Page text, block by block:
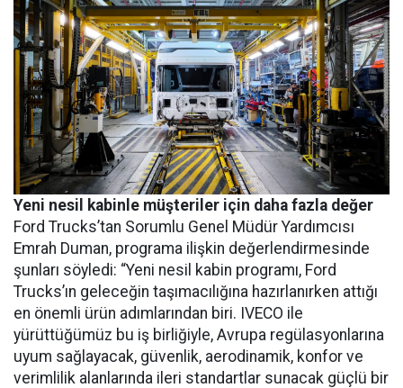
Yeni nesil kabinle müşteriler için daha fazla değer
Ford Trucks’tan Sorumlu Genel Müdür Yardımcısı
Emrah Duman, programa ilişkin değerlendirmesinde
şunları söyledi: “Yeni nesil kabin programı, Ford
Trucks’ın geleceğin taşımacılığına hazırlanırken attığı
en önemli ürün adımlarından biri. IVECO ile
yürüttüğümüz bu iş birliğiyle, Avrupa regülasyonlarına
uyum sağlayacak, güvenlik, aerodinamik, konfor ve
verimlilik alanlarında ileri standartlar sunacak güçlü bir